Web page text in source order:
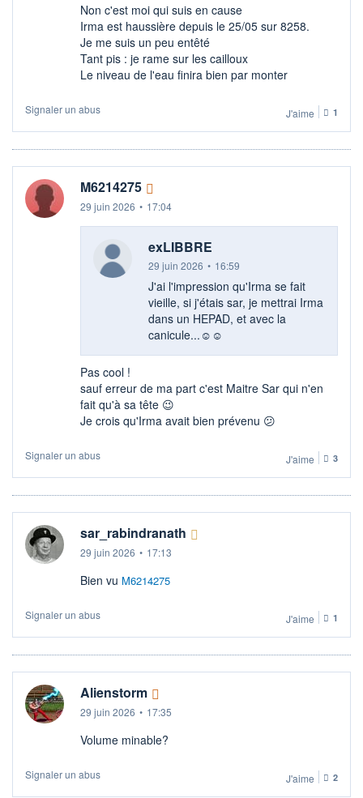
Non c'est moi qui suis en cause
Irma est haussière depuis le 25/05 sur 8258.
Je me suis un peu entêté
Tant pis : je rame sur les cailloux
Le niveau de l'eau finira bien par monter
Signaler un abus J'aime 1
M6214275
29 juin 2026 • 17:04
exLIBBRE
29 juin 2026 • 16:59
J'ai l'impression qu'Irma se fait
vieille, si j'étais sar, je mettrai Irma
dans un HEPAD, et avec la
canicule...☺​☺
Pas cool !
sauf erreur de ma part c'est Maitre Sar qui n'en
fait qu'à sa tête 😉​
Je crois qu'Irma avait bien prévenu 😕
Signaler un abus J'aime 3
sar_rabindranath
29 juin 2026 • 17:13
Bien vu M6214275
Signaler un abus J'aime 1
Alienstorm
29 juin 2026 • 17:35
Volume minable?
Signaler un abus J'aime 2